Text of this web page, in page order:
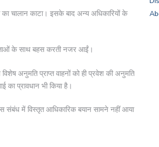
चालान काटा। इसके बाद अन्य अधिकारियों के
के साथ बहस करती नजर आईं।
अनुमति प्राप्त वाहनों को ही प्रवेश की अनुमति
का प्रावधान भी किया है।
संबंध में विस्तृत आधिकारिक बयान सामने नहीं आया